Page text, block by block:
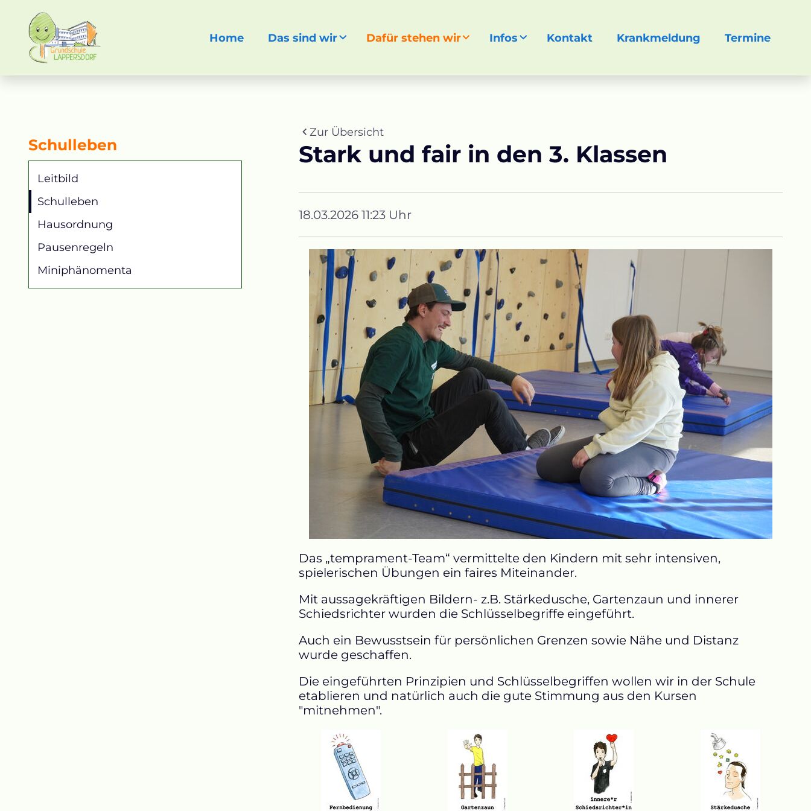
Navigation
Home Das sind wir Dafür stehen wir Infos Kontakt Krankmeldung Termine
Stark und fair in den 3. Klassen
18.03.2026 11:23 Uhr
Das „temprament-Team“vermittelte den Kindern mit sehr intensiven,
spielerischen Übungen ein faires Miteinander.
Mit aussagekräftigen Bildern- z.B. Stärkedusche, Gartenzaun und innerer
Schiedsrichter wurden die Schlüsselbegriffe eingeführt.
Auch ein Bewusstsein für persönlichen Grenzen sowie Nähe und Distanz
wurde geschaffen.
Die eingeführten Prinzipien und Schlüsselbegriffen wollen wir in der Schule
etablieren und natürlich auch die gute Stimmung aus den Kursen
"mitnehmen".
Zur Übersicht
Schulleben
Navigation
Leitbild
Schulleben
Hausordnung
Pausenregeln
Miniphänomenta